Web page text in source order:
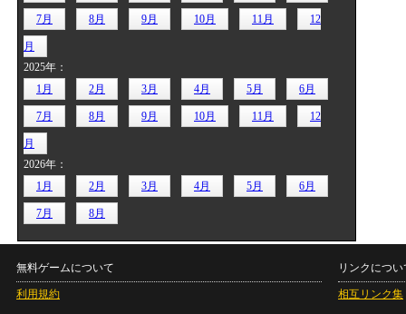
7月 8月 9月 10月 11月 12
月
2025年：
1月
2月 3月 4月 5月 6月
7月 8月 9月 10月 11月 12
月
2026年：
1月
2月 3月 4月 5月 6月
7月 8月
無料ゲームについて
利用規約
リンクについ
相互リンク集